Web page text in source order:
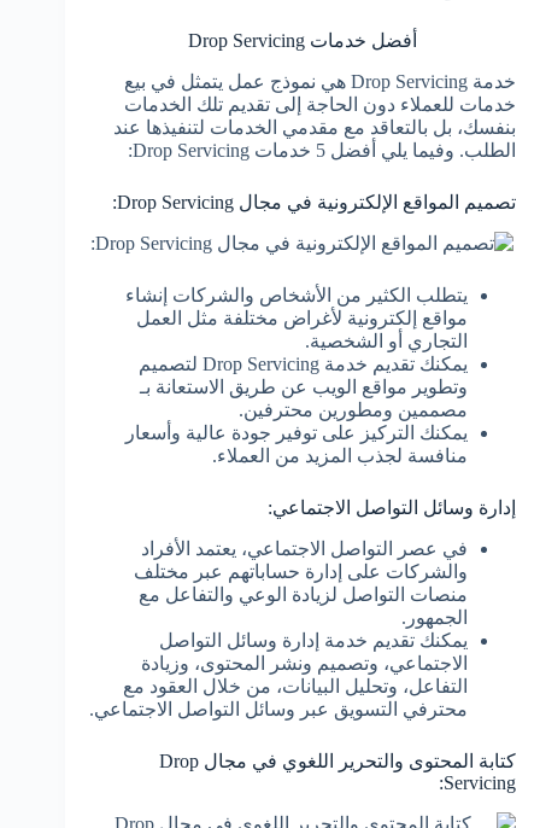
أفضل خدمات Drop Servicing
خدمة Drop Servicing هي نموذج عمل يتمثل في بيع
خدمات للعملاء دون الحاجة إلى تقديم تلك الخدمات
بنفسك، بل بالتعاقد مع مقدمي الخدمات لتنفيذها عند
الطلب. وفيما يلي أفضل 5 خدمات Drop Servicing:
تصميم المواقع الإلكترونية في مجال Drop Servicing:
يتطلب الكثير من الأشخاص والشركات إنشاء
مواقع إلكترونية لأغراض مختلفة مثل العمل
التجاري أو الشخصية.
يمكنك تقديم خدمة Drop Servicing لتصميم
وتطوير مواقع الويب عن طريق الاستعانة بـ
مصممين ومطورين محترفين.
يمكنك التركيز على توفير جودة عالية وأسعار
منافسة لجذب المزيد من العملاء.
إدارة وسائل التواصل الاجتماعي:
في عصر التواصل الاجتماعي، يعتمد الأفراد
والشركات على إدارة حساباتهم عبر مختلف
منصات التواصل لزيادة الوعي والتفاعل مع
الجمهور.
يمكنك تقديم خدمة إدارة وسائل التواصل
الاجتماعي، وتصميم ونشر المحتوى، وزيادة
التفاعل، وتحليل البيانات، من خلال العقود مع
محترفي التسويق عبر وسائل التواصل الاجتماعي.
كتابة المحتوى والتحرير اللغوي في مجال Drop
Servicing: